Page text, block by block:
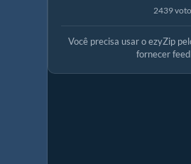
2439
Você precisa usar o ezyZip
fornecer